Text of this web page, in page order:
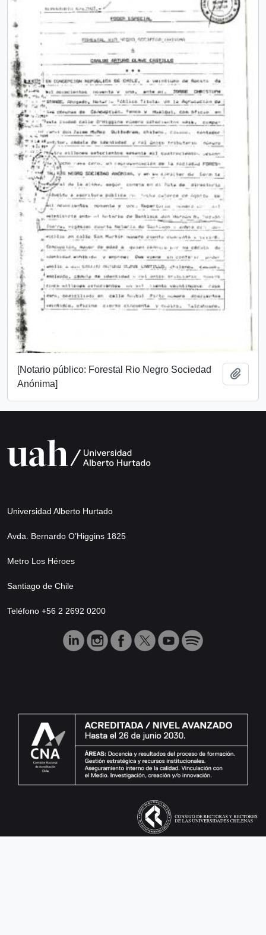
[Notario público: Forestal Rio Negro Sociedad
Anónima]
Universidad Alberto Hurtado
Avda. Bernardo O’Higgins 1825
Metro Los Héroes
Santiago de Chile
Teléfono +56 2 2692 0200